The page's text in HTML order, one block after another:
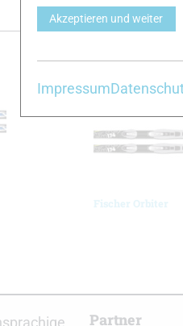
Fischer Orbiter
Partner
Akzeptieren und weiter
Impressum